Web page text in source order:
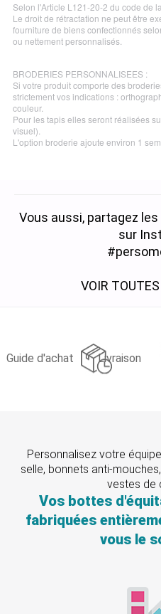
Selon l'Article L121-20-2 du code de
Le droit de rétractation ne peut être
fourniture de biens confectionnés
ou nettement personnalisés.
BRODERIES PERSONNALISEES :
Si votre produit comporte des
strictement vos indications :
couleur.
Pour les tapis elles seront réalisées
visuel).
L'option broderie ajoute environ 1
Vous aussi, partagez
sur
VOIR
Guide d'achat Livraison
Personnalisez votre
selle, bonnets anti-
vestes de
Vos bottes
fabriquées
vous le